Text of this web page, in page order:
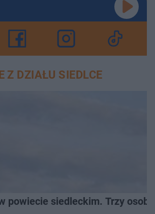
Z DZIAŁU SIEDLCE
powiecie siedleckim. Trzy